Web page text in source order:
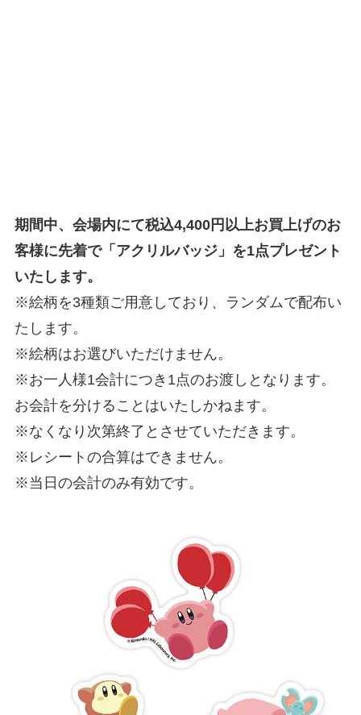
期間中、会場内にて税込4,400円以上お買上げのお
客様に先着で「アクリルバッジ」を1点プレゼント
いたします。
※絵柄を3種類ご用意しており、ランダムで配布い
たします。
※絵柄はお選びいただけません。
※お一人様1会計につき1点のお渡しとなります。
お会計を分けることはいたしかねます。
※なくなり次第終了とさせていただきます。
※レシートの合算はできません。
※当日の会計のみ有効です。